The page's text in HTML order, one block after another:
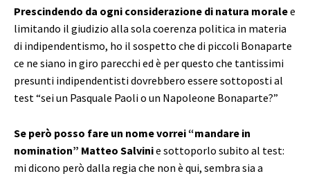
Prescindendo da ogni considerazione di natura moralee
limitando il giudizio alla sola coerenza politica in materia
di indipendentismo, ho il sospetto che di piccoli Bonaparte
ce ne siano in giro parecchi ed è per questo che tantissimi
presunti indipendentisti dovrebbero essere sottoposti al
test “sei un Pasquale Paoli o un Napoleone Bonaparte?”
Se però posso fare un nome vorrei “mandare in
nomination” Matteo Salvinie sottoporlo subito al test:
mi dicono però dalla regia che non è qui, sembra sia a